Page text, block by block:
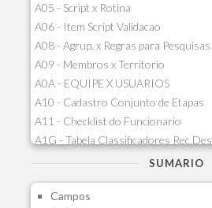
A05 - Script x Rotina
A06 - Item Script Validacao
A08 - Agrup. x Regras para Pesquisas
A09 - Membros x Territorio
A0A - EQUIPE X USUARIOS
A10 - Cadastro Conjunto de Etapas
A11 - Checklist do Funcionario
A1G - Tabela Classificadores Rec.Des
A1H - Itens Tabela Classif.Rec.Desp.
A1J - Itens Aglutinadores Visao
SUMARIO
Campos